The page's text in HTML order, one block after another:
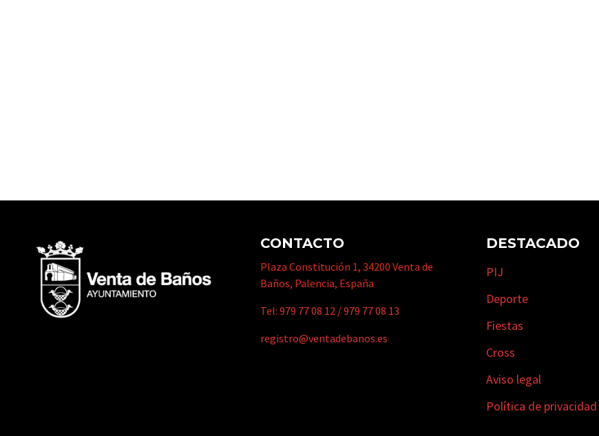
CONTACTO
Plaza Constitución 1, 34200 Venta de
Baños, Palencia, España
Tel:979 77 08 12 /979 77 08 13
registro@ventadebanos.es
DESTACADO
PIJ
Deporte
Fiestas
Cross
Aviso legal
Política de privacidad